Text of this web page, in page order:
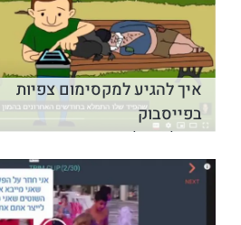
איך להגיע למקסימום צפיות
בפייסבוק
איך להגיע למקסימום צפיות בפייס